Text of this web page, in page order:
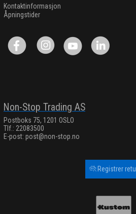
Kontaktinformasjon
Åpningstider
Non-Stop Trading AS
Postboks 75, 1201 OSLO
Tlf.: 22083500
E-post: post@non-stop.no
Registrer